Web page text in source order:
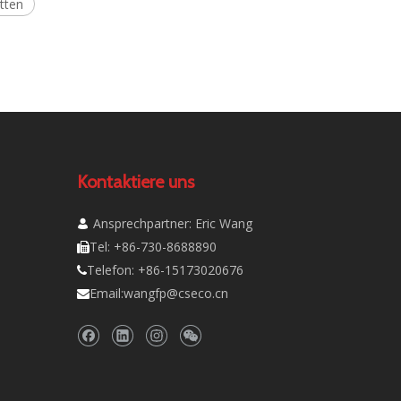
Kontaktiere uns
 Ansprechpartner: Eric Wang
Tel: +86-730-8688890
Telefon: +86-15173020676
Email:wangfp@cseco.cn